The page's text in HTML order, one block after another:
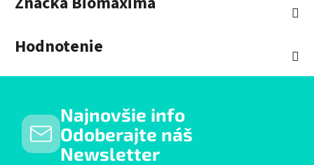
Hodnotenie
Najnovšie info
Odoberajte náš
Newsletter